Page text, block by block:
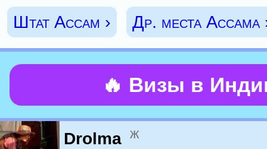
Штат Ассам › Др. места Ассама
🔥 Визы в
Drolma ж